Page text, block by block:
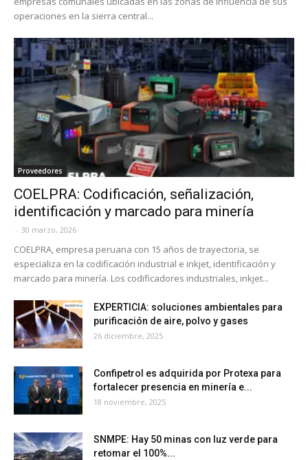
operaciones en la sierra central...
Proveedores
COELPRA: Codificación, señalización,
identificación y marcado para minería
- 30 marzo, 2026
COELPRA, empresa peruana con 15 años de trayectoria, se
especializa en la codificación industrial e inkjet, identificación y
marcado para minería. Los codificadores industriales, inkjet...
EXPERTICIA: soluciones ambientales para
purificación de aire, polvo y gases
26 diciembre, 2025
Confipetrol es adquirida por Protexa para
fortalecer presencia en minería e...
18 noviembre, 2025
SNMPE: Hay 50 minas con luz verde para
retomar el 100%...